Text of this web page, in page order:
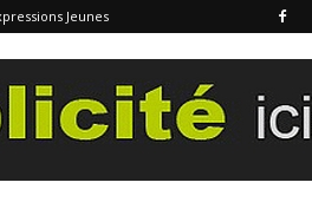
Jeunes